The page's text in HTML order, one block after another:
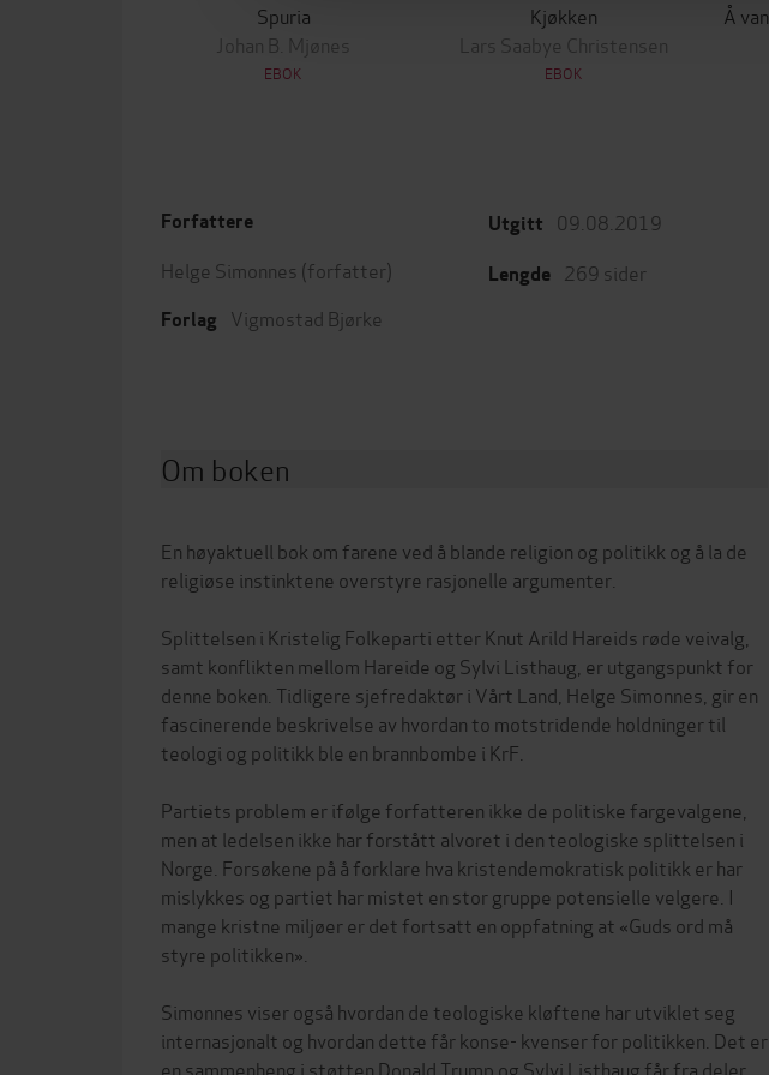
Spuria
Johan B. Mjønes
EBOK
Kjøkken
Lars Saabye Christensen
EBOK
Forfattere
Helge Simonnes (forfatter)
Forlag Vigmostad Bjørke
Utgitt 09.08.2019
Lengde 269 sider
Om boken
En høyaktuell bok om farene ved å blande religion og politikk og å la de
religiøse instinktene overstyre rasjonelle argumenter.
Splittelsen i Kristelig Folkeparti etter Knut Arild Hareids røde veivalg,
samt konflikten mellom Hareide og Sylvi Listhaug, er utgangspunkt for
denne boken. Tidligere sjefredaktør i Vårt Land, Helge Simonnes, gir en
fascinerende beskrivelse av hvordan to motstridende holdninger til
teologi og politikk ble en brannbombe i KrF.
Partiets problem er ifølge forfatteren ikke de politiske fargevalgene,
men at ledelsen ikke har forstått alvoret i den teologiske splittelsen i
Norge. Forsøkene på å forklare hva kristendemokratisk politikk er har
mislykkes og partiet har mistet en stor gruppe potensielle velgere. I
mange kristne miljøer er det fortsatt en oppfatning at «Guds ord må
styre politikken».
Simonnes viser også hvordan de teologiske kløftene har utviklet seg
internasjonalt og hvordan dette får konse- kvenser for politikken. Det er
en sammenheng i støtten Donald Trump og Sylvi Listhaug får fra deler